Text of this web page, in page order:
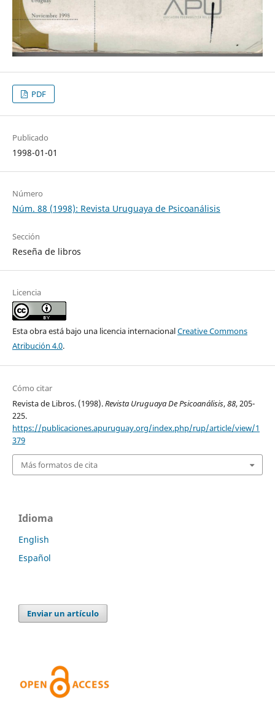
PDF
Publicado
1998-01-01
Número
Núm. 88 (1998): Revista Uruguaya de Psicoanálisis
Sección
Reseña de libros
Licencia
Esta obra está bajo una licencia internacionalCreative Commons
Atribución 4.0.
Cómo citar
Revista de Libros. (1998).Revista Uruguaya De Psicoanálisis,88, 205-
225.
https://publicaciones.apuruguay.org/index.php/rup/article/view/1
379
Más formatos de cita
Idioma
English
Español
Enviar un artículo